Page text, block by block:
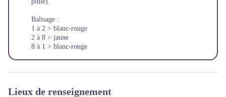
Balisage :
1 à 2 > blanc-rouge
2 à 8 > jaune
8 à 1 > blanc-rouge
Lieux de renseignement